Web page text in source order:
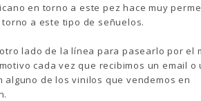
en torno a este pez hace muy
a este tipo de señuelos.
lado de la línea para pasearlo por el
cada vez que recibimos un email o
de los vinilos que vendemos en